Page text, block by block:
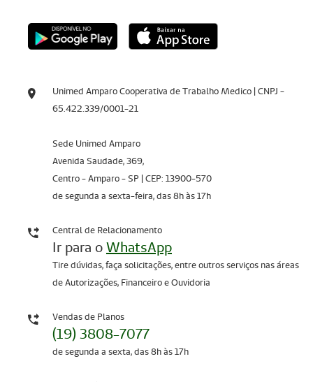
Unimed Amparo Cooperativa de Trabalho Medico | CNPJ -
65.422.339/0001-21
Sede Unimed Amparo
Avenida Saudade, 369,
Centro - Amparo - SP | CEP: 13900-570
de segunda a sexta-feira, das 8h às 17h
Central de Relacionamento
Ir para oWhatsApp
Tire dúvidas, faça solicitações, entre outros serviços nas áreas
de Autorizações, Financeiro e Ouvidoria
Vendas de Planos
(19) 3808-7077
de segunda a sexta, das 8h às 17h